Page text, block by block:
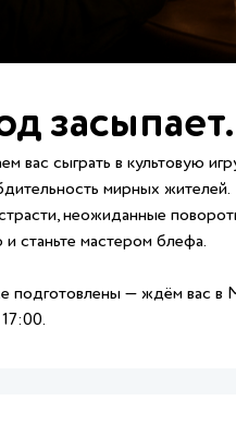
вас сыграть в культовую
мирных жителей.
неожиданные
станьте мастером блефа.
подготовлены — ждём вас в